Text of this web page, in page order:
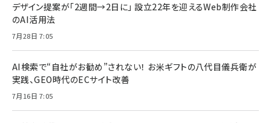
デザイン提案が「2週間→2日に」 設立22年を迎えるWeb制作会社
のAI活用法
7月28日 7:05
AI検索で“自社がお勧め”されない！ お米ギフトの八代目儀兵衛が
実践、GEO時代のECサイト改善
7月16日 7:05